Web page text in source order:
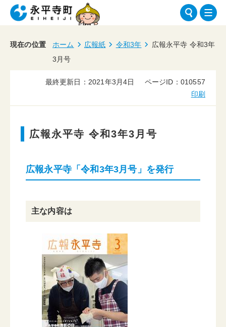
現在の位置 ホーム 広報紙 令和3年
広報永平寺 令和3年
3月号
最終更新日：2021年3月4日
ページID：010557
印刷
広報永平寺 令和3年3月号
広報永平寺「令和3年3月号」を発行
主な内容は